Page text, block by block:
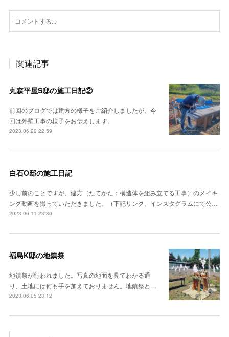
関連記事
丸森平屋S邸の施工日記②
前回のブログでは建方の様子をご紹介しましたが、今
回は外壁工事の様子をお伝えします。
2023.06.22 22:59
白石O邸の施工日記
少し前のことですが、建方（たてかた：構造体を組み立てる工事）のメイキ
ング動画を撮っていただきました。（下記リンク、インスタグラムにて公…
2023.06.11 23:30
福島K邸の地鎮祭
地鎮祭が行われました。写真の地面を見てわかる通
り、土地には何も手を加えておりません。地鎮祭と…
2023.06.05 23:12